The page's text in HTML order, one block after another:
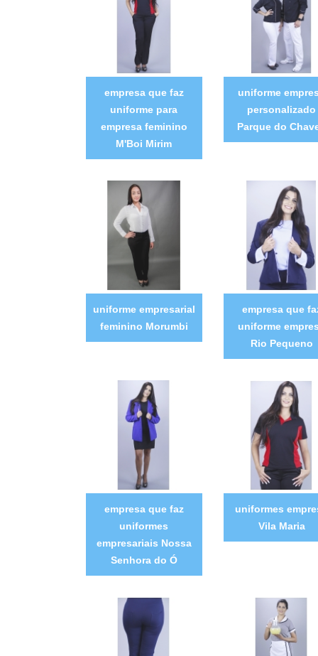
empresa que faz
uniforme para
empresa feminino
M'Boi Mirim
uniforme
personalizado
Parque do
uniforme empresarial
feminino Morumbi
empresa que
uniforme
Rio Pequeno
empresa que faz
uniformes
empresariais Nossa
Senhora do Ó
uniformes
Vila Maria